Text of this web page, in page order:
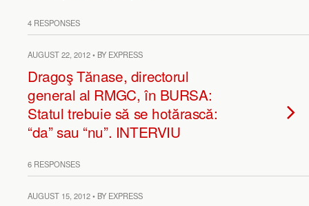
4 RESPONSES
AUGUST 22, 2012 • BY EXPRESS
Dragoş Tănase, directorul
general al RMGC, în BURSA:
Statul trebuie să se hotărască:
“da” sau “nu”. INTERVIU
6 RESPONSES
AUGUST 15, 2012 • BY EXPRESS